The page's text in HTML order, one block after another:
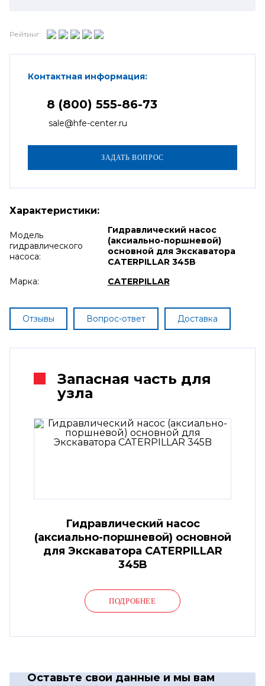
Рейтинг:
Контактная информация:
8 (800) 555-86-73
sale@hfe-center.ru
Характеристики:
Модель
гидравлического
насоса:
Гидравлический насос
(аксиально-поршневой)
основной для Экскаватора
CATERPILLAR 345B
Марка:
CATERPILLAR
Отзывы Вопрос-ответ Доставка
Запасная часть для
узла
Гидравлический насос
(аксиально-поршневой) основной
для Экскаватора CATERPILLAR
345B
ПОДРОБНЕЕ
Оставьте свои данные и мы вам